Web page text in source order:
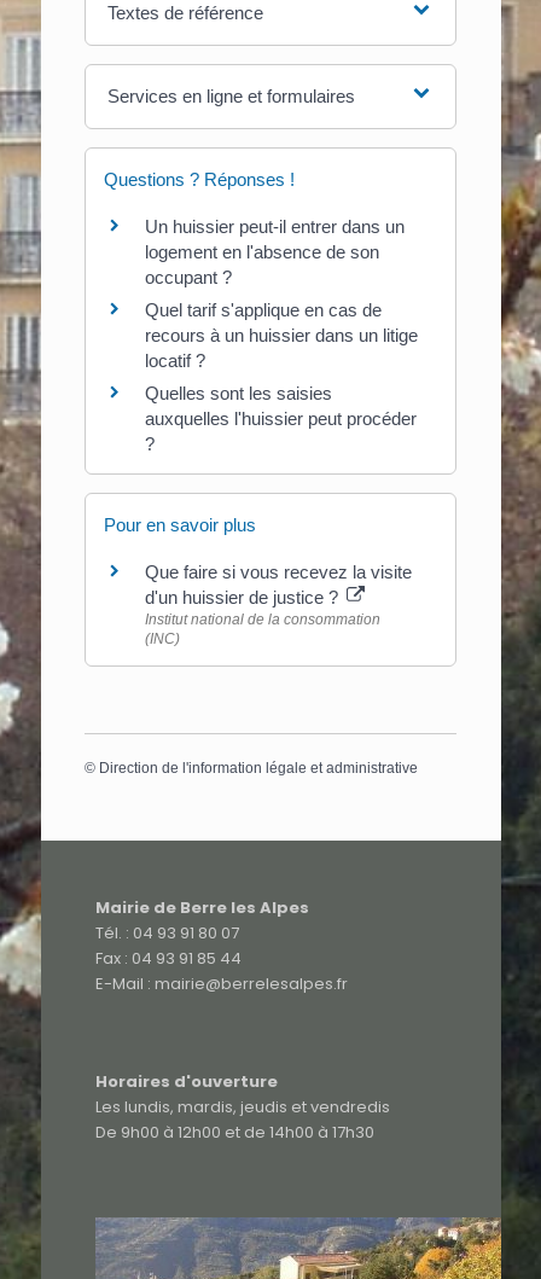
Textes de référence
Services en ligne et formulaires
Questions ? Réponses !
Un huissier peut-il entrer dans un
logement en l'absence de son
occupant ?
Quel tarif s'applique en cas de
recours à un huissier dans un litige
locatif ?
Quelles sont les saisies
auxquelles l'huissier peut procéder
?
Pour en savoir plus
Que faire si vous recevez la visite
d'un huissier de justice ?
Institut national de la consommation
(INC)
© Direction de l'information légale et administrative
Mairie de Berre les Alpes
Tél. : 04 93 91 80 07
Fax : 04 93 91 85 44
E-Mail : mairie@berrelesalpes.fr
Horaires d'ouverture
Les lundis, mardis, jeudis et vendredis
De 9h00 à 12h00 et de 14h00 à 17h30